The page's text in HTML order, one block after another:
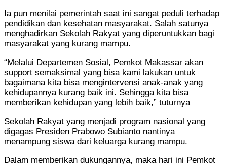
Ia pun menilai pemerintah saat ini sangat peduli terhadap
pendidikan dan kesehatan masyarakat. Salah satunya
menghadirkan Sekolah Rakyat yang diperuntukkan bagi
masyarakat yang kurang mampu.
“Melalui Departemen Sosial, Pemkot Makassar akan
support semaksimal yang bisa kami lakukan untuk
bagaimana kita bisa mengintervensi anak-anak yang
kehidupannya kurang baik ini. Sehingga kita bisa
memberikan kehidupan yang lebih baik,” tuturnya
Sekolah Rakyat yang menjadi program nasional yang
digagas Presiden Prabowo Subianto nantinya
menampung siswa dari keluarga kurang mampu.
Dalam memberikan dukungannya, maka hari ini Pemkot